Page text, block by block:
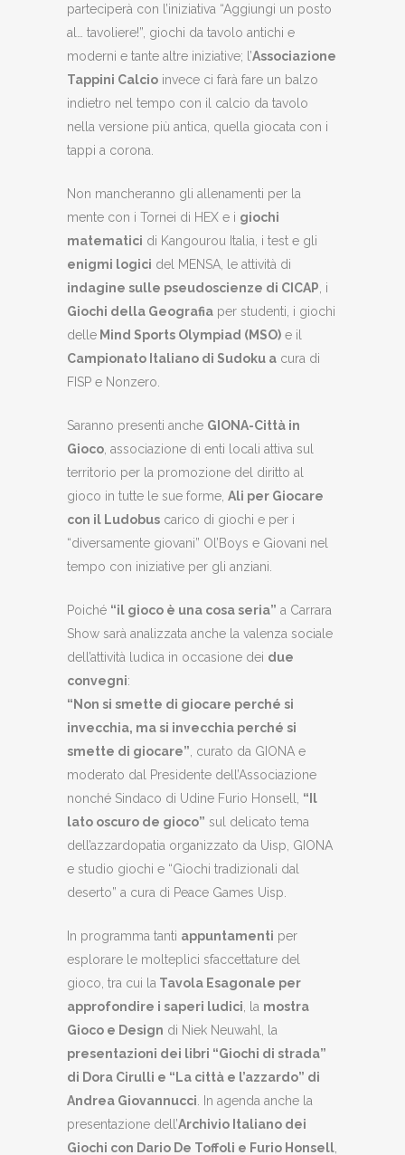
parteciperà con l’iniziativa “Aggiungi un posto
al… tavoliere!”, giochi da tavolo antichi e
moderni e tante altre iniziative; l’Associazione
Tappini Calcio invece ci farà fare un balzo
indietro nel tempo con il calcio da tavolo
nella versione più antica, quella giocata con i
tappi a corona.
Non mancheranno gli allenamenti per la
mente con i Tornei di HEX e i giochi
matematici di Kangourou Italia, i test e gli
enigmi logici del MENSA, le attività di
indagine sulle pseudoscienze di CICAP , i
Giochi della Geografia per studenti, i giochi
delle Mind Sports Olympiad (MSO) e il
Campionato Italiano di Sudoku a cura di
FISP e Nonzero.
Saranno presenti anche GIONA-Città in
Gioco , associazione di enti locali attiva sul
territorio per la promozione del diritto al
gioco in tutte le sue forme, Ali per Giocare
con il Ludobus carico di giochi e per i
“diversamente giovani” Ol’Boys e Giovani nel
tempo con iniziative per gli anziani.
Poiché “il gioco è una cosa seria” a Carrara
Show sarà analizzata anche la valenza sociale
dell’attività ludica in occasione dei due
convegni:
“Non si smette di giocare perché si
invecchia, ma si invecchia perché si
smette di giocare” , curato da GIONA e
moderato dal Presidente dell’Associazione
nonché Sindaco di Udine Furio Honsell, “Il
lato oscuro de gioco” sul delicato tema
dell’azzardopatia organizzato da Uisp, GIONA
e studio giochi e “Giochi tradizionali dal
deserto” a cura di Peace Games Uisp.
In programma tanti appuntamenti per
esplorare le molteplici sfaccettature del
gioco, tra cui la Tavola Esagonale per
approfondire i saperi ludici , la mostra
Gioco e Design di Niek Neuwahl, la
presentazioni dei libri “Giochi di strada”
di Dora Cirulli e “La città e l’azzardo” di
Andrea Giovannucci . In agenda anche la
presentazione dell’Archivio Italiano dei
Giochi con Dario De Toffoli e Furio Honsell